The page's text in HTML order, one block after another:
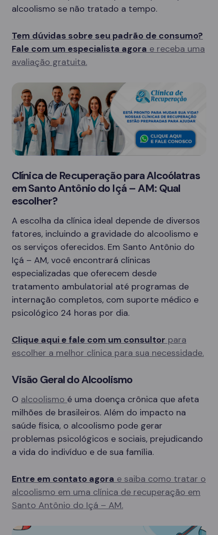
alcoolismo se não tratado a tempo.
Tem dúvidas sobre seu padrão de consumo?
Fale com um especialista agora e receba uma
avaliação gratuita.
Clínica de Recuperação para Alcoólatras
em Santo Antônio do Içá – AM: Qual
escolher?
A escolha da clínica ideal depende de diversos
fatores, incluindo a gravidade do alcoolismo e
os serviços oferecidos. Em Santo Antônio do
Içá – AM, você encontrará clínicas
especializadas que oferecem desde
tratamento ambulatorial até programas de
internação completos, com suporte médico e
psicológico 24 horas por dia.
Clique aqui e fale com um consultor para
escolher a melhor clínica para sua necessidade.
Visão Geral do Alcoolismo
O alcoolismo é uma doença crônica que afeta
milhões de brasileiros. Além do impacto na
saúde física, o alcoolismo pode gerar
problemas psicológicos e sociais, prejudicando
a vida do indivíduo e de sua família.
Entre em contato agora e saiba como tratar o
alcoolismo em uma clínica de recuperação em
Santo Antônio do Içá – AM.